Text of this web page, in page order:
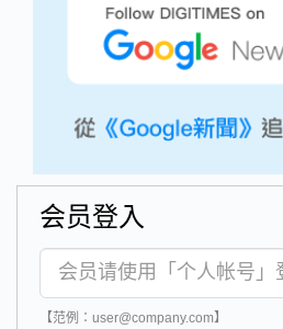
会员登入
【范例：user@company.com】